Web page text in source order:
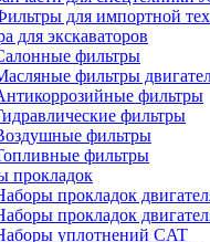
для импортной
для экскаваторов
фильтры
фильтры
фильтры
фильтры
фильтры
фильтры
прокладок
прокладок
прокладок
уплотнений CAT